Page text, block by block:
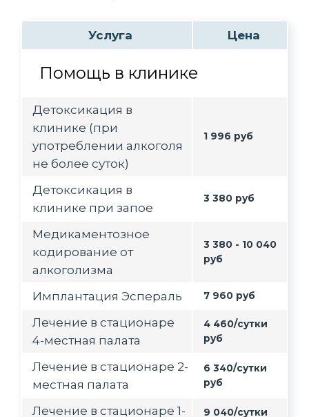
Услуга Цена
Помощь в клинике
Детоксикация в
клинике (при
употреблении алкоголя
не более суток)
1 996 руб
Детоксикация в
клинике при запое
3 380 руб
Медикаментозное
кодирование от
алкоголизма
3 380 - 10 040
руб
Имплантация Эспераль 7 960 руб
Лечение в стационаре
4-местная палата
4 460/сутки
руб
Лечение в стационаре 2-
местная палата
6 340/сутки
руб
Лечение в стационаре 1- 9 040/сутки